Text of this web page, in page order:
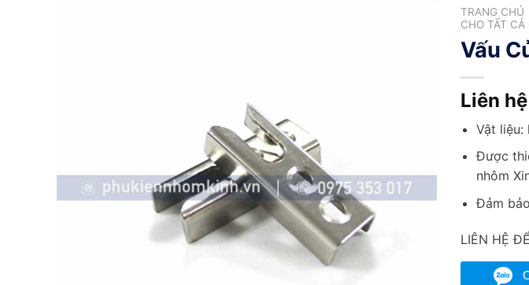
TRANG CHỦ
CHO TẤT CẢ
Vấu
Liên hệ
Vật
Được
nhôm
Đảm
LIÊN HỆ